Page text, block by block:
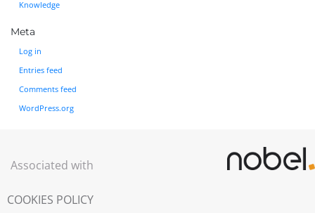
Knowledge
Meta
Log in
Entries feed
Comments feed
WordPress.org
Associated with
COOKIES POLICY